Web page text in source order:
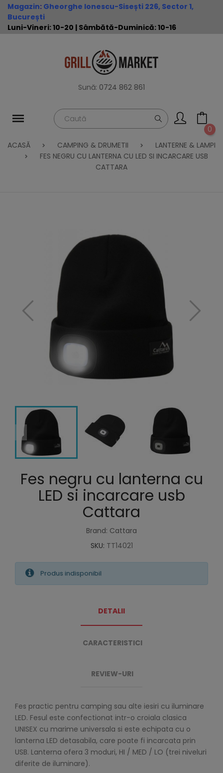
Magazin: Gheorghe Ionescu-Sisești 226, Sector 1,
București
Luni-Vineri: 10-20 | Sâmbătă-Duminică: 10-16
Sună: 0724 862 861
0
ACASĂ
CAMPING & DRUMETII
LANTERNE & LAMPI
FES NEGRU CU LANTERNA CU LED SI INCARCARE USB
CATTARA
Fes negru cu lanterna cu
LED si incarcare usb
Cattara
Brand: Cattara
SKU: TT14021
Produs indisponibil
DETALII
CARACTERISTICI
REVIEW-URI
Fes practic pentru camping sau alte iesiri cu iluminare
LED. Fesul este confectionat intr-o croiala clasica
UNISEX cu marime universala si este echipata cu o
lanterna LED detasabila, care poate fi incarcata prin
USB. Lanterna ofera 3 moduri, HI / MED / LO (trei niveluri
diferite de iluminare).